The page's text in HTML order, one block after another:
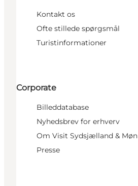
Kontakt os
Ofte stillede spørgsmål
Turistinformationer
Corporate
Billeddatabase
Nyhedsbrev for erhverv
Om Visit Sydsjælland & Møn
Presse